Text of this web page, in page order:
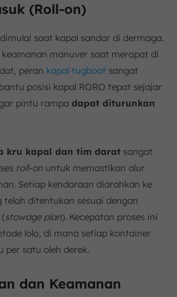
(Roll-on)
saat kapal sandar di dermaga.
manuver saat merapat di
peran kapal tugboat sangat
posisi kapal RORO tepat sejajar
pintu rampa dapat diturunkan
kru kapal dan tim darat sangat
roll-on untuk memastikan alur
Setiap kendaraan diarahkan ke
telah ditentukan sesuai dengan
stowage plan). Kecepatan proses ini
lolo, di mana setiap kontainer
per satu oleh derek.
dan Keamanan